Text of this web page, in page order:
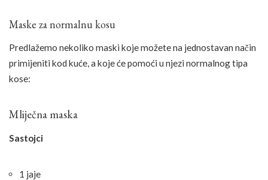
Maske za normalnu kosu
Predlažemo nekoliko maski koje možete na jednostavan način
primijeniti kod kuće, a koje će pomoći u njezi normalnog tipa
kose:
Mliječna maska
Sastojci
1 jaje